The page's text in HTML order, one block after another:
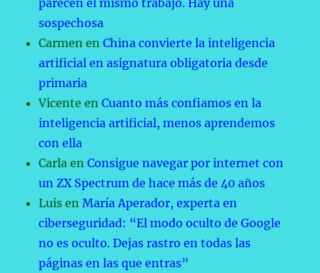
parecen el mismo trabajo. Hay una
sospechosa
Carmen enChina convierte la inteligencia
artificial en asignatura obligatoria desde
primaria
Vicente enCuanto más confiamos en la
inteligencia artificial, menos aprendemos
con ella
Carla enConsigue navegar por internet con
un ZX Spectrum de hace más de 40 años
Luis enMaría Aperador, experta en
ciberseguridad: “El modo oculto de Google
no es oculto. Dejas rastro en todas las
páginas en las que entras”